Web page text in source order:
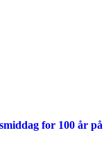
for 100 år på